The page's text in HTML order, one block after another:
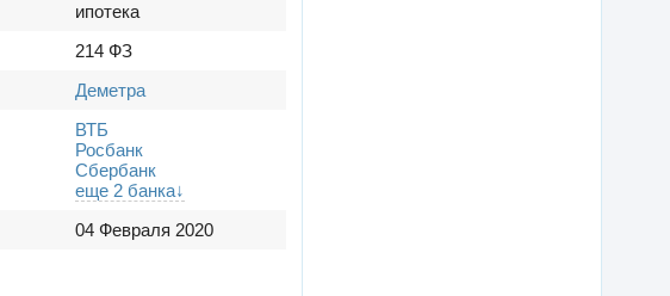
ипотека
214 ФЗ
Деметра
ВТБ
Росбанк
Сбербанк
еще 2 банка↓
04 Февраля 2020